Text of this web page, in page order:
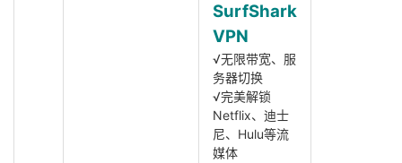
SurfShark
VPN
√无限带宽、服
务器切换
√完美解锁
Netflix、迪士
尼、Hulu等流
媒体